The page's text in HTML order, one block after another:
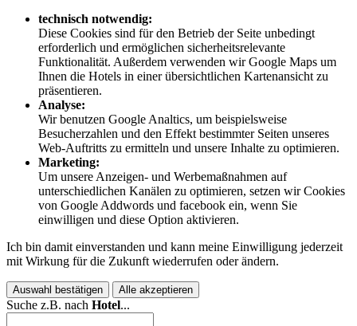
technisch notwendig:
Diese Cookies sind für den Betrieb der Seite unbedingt
erforderlich und ermöglichen sicherheitsrelevante
Funktionalität. Außerdem verwenden wir Google Maps um
Ihnen die Hotels in einer übersichtlichen Kartenansicht zu
präsentieren.
Analyse:
Wir benutzen Google Analtics, um beispielsweise
Besucherzahlen und den Effekt bestimmter Seiten unseres
Web-Auftritts zu ermitteln und unsere Inhalte zu optimieren.
Marketing:
Um unsere Anzeigen- und Werbemaßnahmen auf
unterschiedlichen Kanälen zu optimieren, setzen wir Cookies
von Google Addwords und facebook ein, wenn Sie
einwilligen und diese Option aktivieren.
Ich bin damit einverstanden und kann meine Einwilligung jederzeit
mit Wirkung für die Zukunft wiederrufen oder ändern.
Auswahl bestätigen Alle akzeptieren
Suche z.B. nach Hotel...